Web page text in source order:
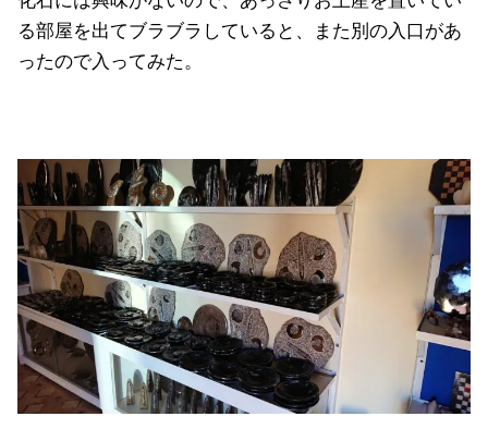
る部屋を出てブラブラしていると、また別の入口があ
ったので入ってみた。